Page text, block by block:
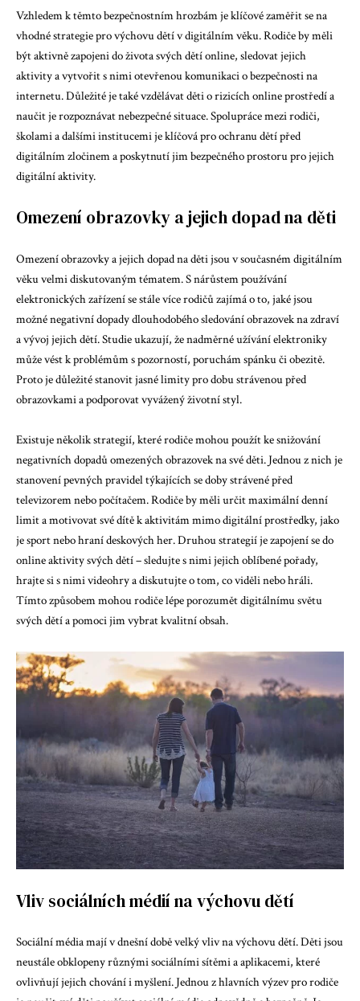
Vzhledem k těmto bezpečnostním hrozbám je klíčové zaměřit se na
vhodné strategie pro výchovu dětí v digitálním věku. Rodiče by měli
být aktivně zapojeni do života svých dětí online, sledovat jejich
aktivity a vytvořit s nimi otevřenou komunikaci o bezpečnosti na
internetu. Důležité je také vzdělávat děti o rizicích online prostředí a
naučit je rozpoznávat nebezpečné situace. Spolupráce mezi rodiči,
školami a dalšími institucemi je klíčová pro ochranu dětí před
digitálním zločinem a poskytnutí jim bezpečného prostoru pro jejich
digitální aktivity.
Omezení obrazovky a jejich dopad na děti
Omezení obrazovky a jejich dopad na děti jsou v současném digitálním
věku velmi diskutovaným tématem. S nárůstem používání
elektronických zařízení se stále více rodičů zajímá o to, jaké jsou
možné negativní dopady dlouhodobého sledování obrazovek na zdraví
a vývoj jejich dětí. Studie ukazují, že nadměrné užívání elektroniky
může vést k problémům s pozorností, poruchám spánku či obezitě.
Proto je důležité stanovit jasné limity pro dobu strávenou před
obrazovkami a podporovat vyvážený životní styl.
Existuje několik strategií, které rodiče mohou použít ke snižování
negativních dopadů omezených obrazovek na své děti. Jednou z nich je
stanovení pevných pravidel týkajících se doby strávené před
televizorem nebo počítačem. Rodiče by měli určit maximální denní
limit a motivovat své dítě k aktivitám mimo digitální prostředky, jako
je sport nebo hraní deskových her. Druhou strategií je zapojení se do
online aktivity svých dětí – sledujte s nimi jejich oblíbené pořady,
hrajte si s nimi videohry a diskutujte o tom, co viděli nebo hráli.
Tímto způsobem mohou rodiče lépe porozumět digitálnímu světu
svých dětí a pomoci jim vybrat kvalitní obsah.
Vliv sociálních médií na výchovu dětí
Sociální média mají v dnešní době velký vliv na výchovu dětí. Děti jsou
neustále obklopeny různými sociálními sítěmi a aplikacemi, které
ovlivňují jejich chování i myšlení. Jednou z hlavních výzev pro rodiče